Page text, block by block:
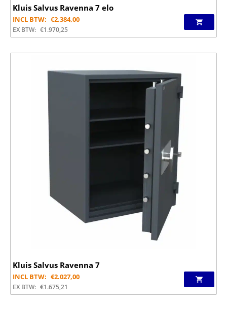
Kluis Salvus Ravenna 7 elo
INCL BTW: €2.384,00
EX BTW: €1.970,25
Kluis Salvus Ravenna 7
INCL BTW: €2.027,00
EX BTW: €1.675,21